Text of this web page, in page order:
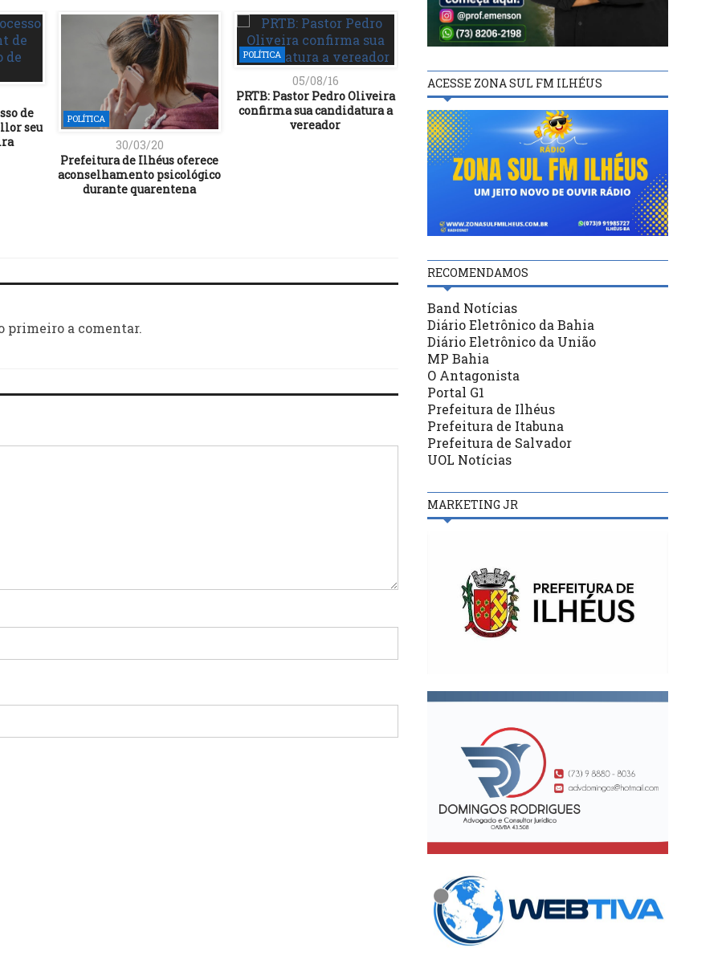
de
seu
POLÍTICA
30/03/20
Prefeitura de Ilhéus oferece
aconselhamento psicológico
durante quarentena
POLÍTICA
05/08/16
PRTB: Pastor Pedro Oliveira
confirma sua candidatura a
vereador
POLÍTICA
12/04/25
Em reunião com setor
produtivo de Jequié,
Jerônimo Rodrigues anuncia
criação de Comando de
Policiamento Regional
STF autoriza
de Roberto Jefferson
hospital
primeiro a comentar.
ACESSE ZONA SUL FM ILHÉUS
RECOMENDAMOS
Band Notícias
Diário Eletrônico da Bahia
Diário Eletrônico da União
MP Bahia
O Antagonista
Portal G1
Prefeitura de Ilhéus
Prefeitura de Itabuna
Prefeitura de Salvador
UOL Notícias
MARKETING JR